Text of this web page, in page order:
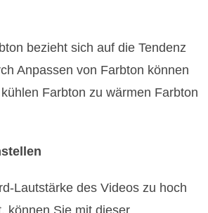
bezieht sich auf die Tendenz
Anpassen von Farbton können
Farbton zu wärmen Farbton
Lautstärke des Videos zu hoch